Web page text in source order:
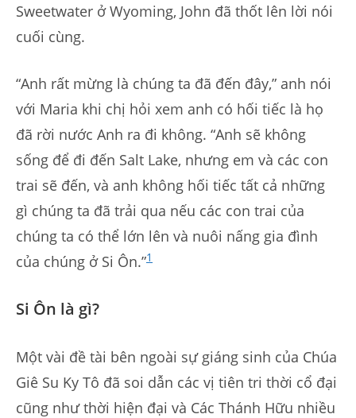
Sweetwater ở Wyoming, John đã thốt lên lời nói
cuối cùng.
“Anh rất mừng là chúng ta đã đến đây,” anh nói
với Maria khi chị hỏi xem anh có hối tiếc là họ
đã rời nước Anh ra đi không. “Anh sẽ không
sống để đi đến Salt Lake, nhưng em và các con
trai sẽ đến, và anh không hối tiếc tất cả những
gì chúng ta đã trải qua nếu các con trai của
chúng ta có thể lớn lên và nuôi nấng gia đình
của chúng ở Si Ôn.”1
Si Ôn là gì?
Một vài đề tài bên ngoài sự giáng sinh của Chúa
Giê Su Ky Tô đã soi dẫn các vị tiên tri thời cổ đại
cũng như thời hiện đại và Các Thánh Hữu nhiều